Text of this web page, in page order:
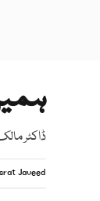
ڈاکٹر
Javeed